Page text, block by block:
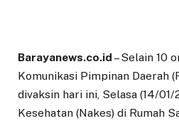
Barayanews.co.id – Selain 10
Komunikasi Pimpinan Daerah
divaksin hari ini, Selasa (14/01/
Kesehatan (Nakes) di Rumah